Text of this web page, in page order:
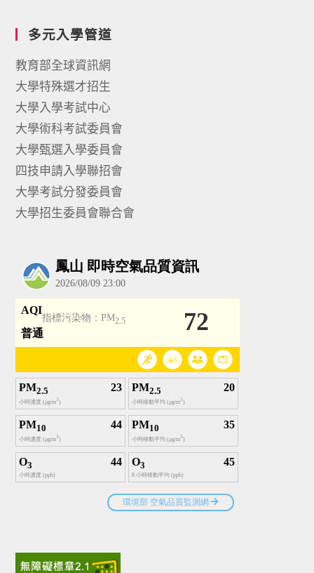
多元入學管道
教育部全球資訊網
大學特殊選才招生
大學入學考試中心
大學術科考試委員會
大學甄選入學委員會
四技申請入學聯招會
大學考試分發委員會
大學招生委員會聯合會